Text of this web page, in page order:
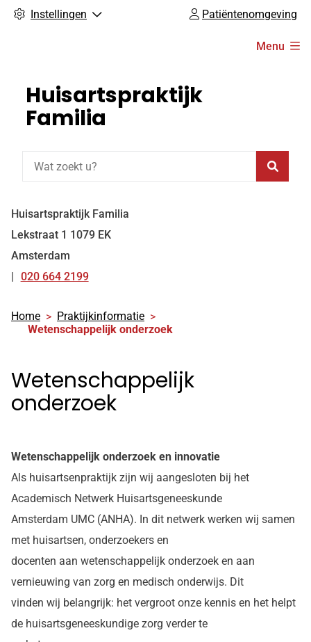
Instellingen Patiëntenomgeving
Menu
Huisartspraktijk
Familia
Huisartspraktijk Familia
Lekstraat 1 1079 EK
Amsterdam
Tel:
020 664 2199
Home
Praktijkinformatie
Wetenschappelijk onderzoek
Wetenschappelijk
onderzoek
Wetenschappelijk onderzoek en innovatie
Als huisartsenpraktijk zijn wij aangesloten bij het
Academisch Netwerk Huisartsgeneeskunde
Amsterdam UMC (ANHA). In dit netwerk werken wij samen
met huisartsen, onderzoekers en
docenten aan wetenschappelijk onderzoek en aan
vernieuwing van zorg en medisch onderwijs. Dit
vinden wij belangrijk: het vergroot onze kennis en het helpt
de huisartsgeneeskundige zorg verder te